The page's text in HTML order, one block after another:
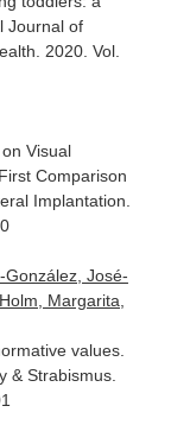
Journal of
. 2020. Vol.
Visual
Comparison
Implantation.
José-
Margarita,
values.
& Strabismus.